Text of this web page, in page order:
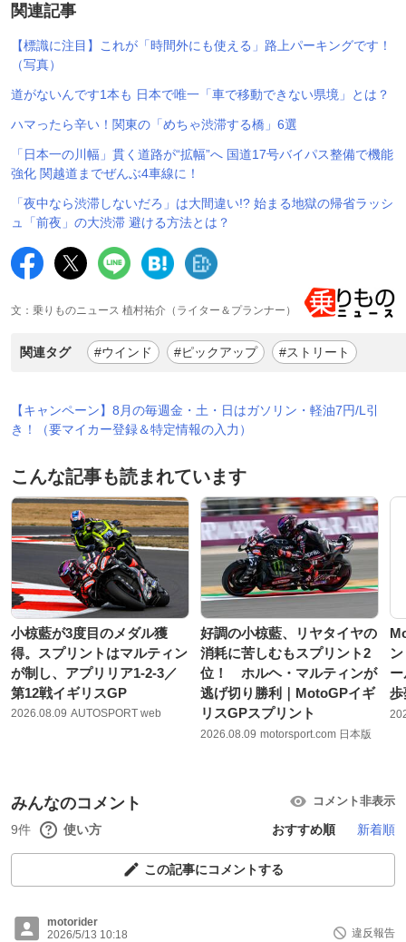
関連記事
【標識に注目】これが「時間外にも使える」路上パーキングです！
（写真）
道がないんです1本も 日本で唯一「車で移動できない県境」とは？
ハマったら辛い！関東の「めちゃ渋滞する橋」6選
「日本一の川幅」貫く道路が“拡幅”へ 国道17号バイパス整備で機能
強化 関越道までぜんぶ4車線に！
「夜中なら渋滞しないだろ」は大間違い!? 始まる地獄の帰省ラッシ
ュ「前夜」の大渋滞 避ける方法とは？
文：乗りものニュース 植村祐介（ライター＆プランナー）
関連タグ #ウインド #ピックアップ #ストリート
【キャンペーン】8月の毎週金・土・日はガソリン・軽油7円/L引
き！（要マイカー登録＆特定情報の入力）
こんな記事も読まれています
小椋藍が3度目のメダル獲
得。スプリントはマルティン
が制し、アプリリア1-2-3／
第12戦イギリスGP
2026.08.09 AUTOSPORT web
好調の小椋藍、リヤタイヤの
消耗に苦しむもスプリント2
位！ ホルヘ・マルティンが
逃げ切り勝利｜MotoGPイギ
リスGPスプリント
2026.08.09 motorsport.com 日本版
歩
みんなのコメント コメント非表示
9件 使い方 おすすめ順 新着順
この記事にコメントする
motorider
2026/5/13 10:18
違反報告